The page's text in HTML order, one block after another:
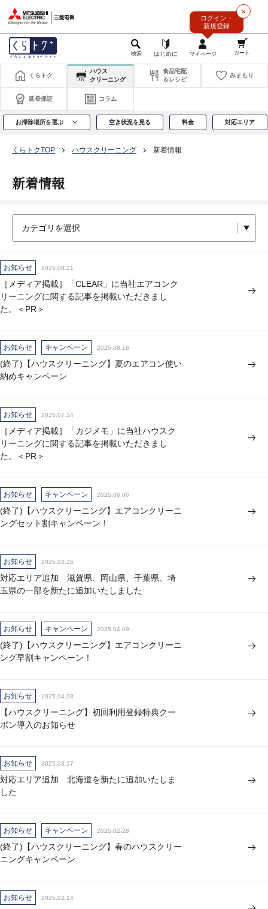
×
ログイン・
新規登録
くらトク
ハウス
クリーニング
食品宅配
＆レシピ
みまもり
延長保証 コラム
お掃除場所を選ぶ 空き状況を見る 料金 対応エリア
くらトクTOP ハウスクリーニング 新着情報
新着情報
お知らせ 2025.08.21
［メディア掲載］「CLEAR」に当社エアコンク
リーニングに関する記事を掲載いただきまし
た。＜PR＞
お知らせ キャンペーン 2025.08.18
(終了)【ハウスクリーニング】夏のエアコン使い
納めキャンペーン
お知らせ 2025.07.14
［メディア掲載］「カジメモ」に当社ハウスク
リーニングに関する記事を掲載いただきまし
た。＜PR＞
お知らせ キャンペーン 2025.06.06
(終了)【ハウスクリーニング】エアコンクリーニ
ングセット割キャンペーン！
お知らせ 2025.04.25
対応エリア追加 滋賀県、岡山県、千葉県、埼
玉県の一部を新たに追加いたしました
お知らせ キャンペーン 2025.04.09
(終了)【ハウスクリーニング】エアコンクリーニ
ング早割キャンペーン！
お知らせ 2025.04.08
【ハウスクリーニング】初回利用登録特典クー
ポン導入のお知らせ
お知らせ 2025.03.17
対応エリア追加 北海道を新たに追加いたしま
した
お知らせ キャンペーン 2025.02.28
(終了)【ハウスクリーニング】春のハウスクリー
ニングキャンペーン
お知らせ 2025.02.14